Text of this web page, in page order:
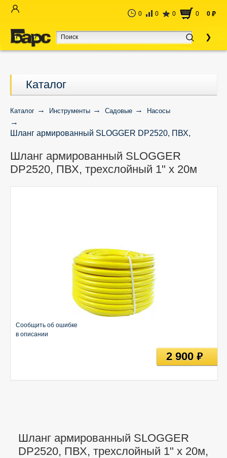
0 0 0 0 0 руб
Каталог
Каталог Инструменты Садовые Насосы
Шланг армированный SLOGGER DP2520, ПВХ,
Шланг армированный SLOGGER
DP2520, ПВХ, трехслойный 1" х 20м
Шланг армированный SLOGGER
DP2520, ПВХ, трехслойный 1" х 20м,
Сообщить об ошибке
в описании
2 900руб